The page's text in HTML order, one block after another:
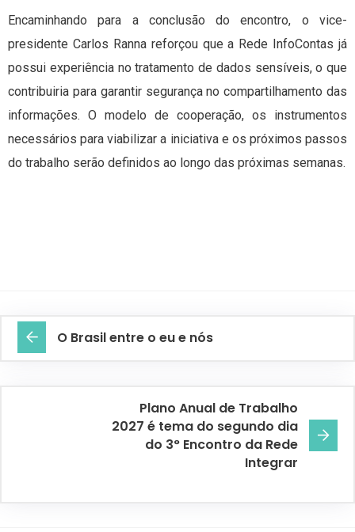
Encaminhando para a conclusão do encontro, o vice-
presidente Carlos Ranna reforçou que a Rede InfoContas já
possui experiência no tratamento de dados sensíveis, o que
contribuiria para garantir segurança no compartilhamento das
informações. O modelo de cooperação, os instrumentos
necessários para viabilizar a iniciativa e os próximos passos
do trabalho serão definidos ao longo das próximas semanas.
O Brasil entre o eu e nós
Plano Anual de Trabalho
2027 é tema do segundo dia
do 3° Encontro da Rede
Integrar